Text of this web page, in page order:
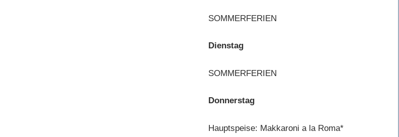
SOMMERFERIEN
Dienstag
SOMMERFERIEN
Donnerstag
Hauptspeise: Makkaroni a la Roma*